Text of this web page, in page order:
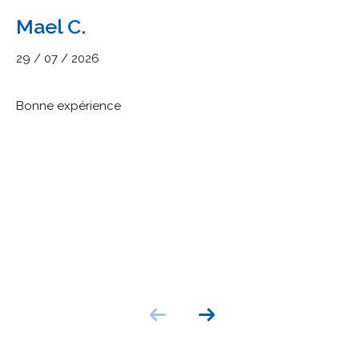
Mael C.
29 / 07 / 2026
Bonne expérience